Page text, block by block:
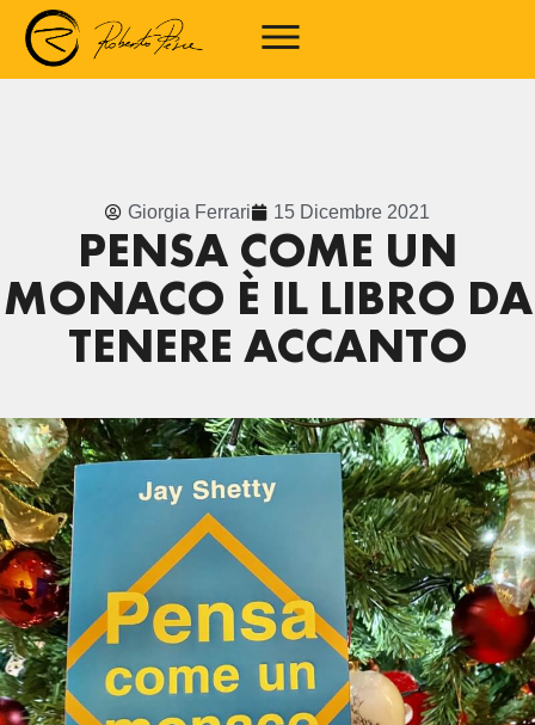
Giorgia Ferrari 15 Dicembre 2021
PENSA COME UN
MONACO È IL LIBRO DA
TENERE ACCANTO